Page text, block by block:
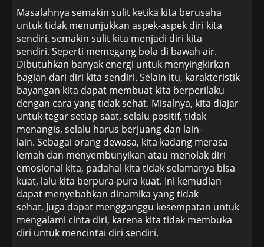
Masalahnya semakin sulit ketika kita berusaha
untuk tidak menunjukkan aspek-aspek diri kita
sendiri, semakin sulit kita menjadi diri kita
sendiri. Seperti memegang bola di bawah air.
Dibutuhkan banyak energi untuk menyingkirkan
bagian dari diri kita sendiri. Selain itu, karakteristik
bayangan kita dapat membuat kita berperilaku
dengan cara yang tidak sehat. Misalnya, kita diajar
untuk tegar setiap saat, selalu positif, tidak
menangis, selalu harus berjuang dan lain-
lain. Sebagai orang dewasa, kita kadang merasa
lemah dan menyembunyikan atau menolak diri
emosional kita, padahal kita tidak selamanya bisa
kuat, lalu kita berpura-pura kuat. Ini kemudian
dapat menyebabkan dinamika yang tidak
sehat. Juga dapat mengganggu kesempatan untuk
mengalami cinta diri, karena kita tidak membuka
diri untuk mencintai diri sendiri.